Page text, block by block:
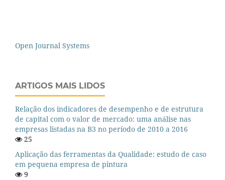
Open Journal Systems
ARTIGOS MAIS LIDOS
Relação dos indicadores de desempenho e de estrutura
de capital com o valor de mercado: uma análise nas
empresas listadas na B3 no período de 2010 a 2016
25
Aplicação das ferramentas da Qualidade: estudo de caso
em pequena empresa de pintura
9